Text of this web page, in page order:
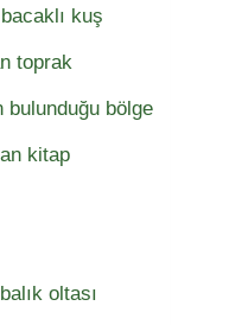
kuş
toprak
bulunduğu bölge
kitap
oltası